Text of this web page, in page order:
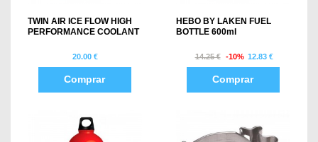
TWIN AIR ICE FLOW HIGH
PERFORMANCE COOLANT
20.00 €
Comprar
HEBO BY LAKEN FUEL
BOTTLE 600ml
14.25 € -10% 12.83 €
Comprar